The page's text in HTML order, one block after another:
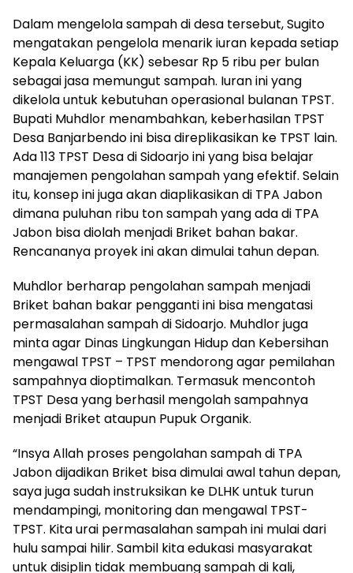
Dalam mengelola sampah di desa tersebut, Sugito
mengatakan pengelola menarik iuran kepada setiap
Kepala Keluarga (KK) sebesar Rp 5 ribu per bulan
sebagai jasa memungut sampah. Iuran ini yang
dikelola untuk kebutuhan operasional bulanan TPST.
Bupati Muhdlor menambahkan, keberhasilan TPST
Desa Banjarbendo ini bisa direplikasikan ke TPST lain.
Ada 113 TPST Desa di Sidoarjo ini yang bisa belajar
manajemen pengolahan sampah yang efektif. Selain
itu, konsep ini juga akan diaplikasikan di TPA Jabon
dimana puluhan ribu ton sampah yang ada di TPA
Jabon bisa diolah menjadi Briket bahan bakar.
Rencananya proyek ini akan dimulai tahun depan.
Muhdlor berharap pengolahan sampah menjadi
Briket bahan bakar pengganti ini bisa mengatasi
permasalahan sampah di Sidoarjo. Muhdlor juga
minta agar Dinas Lingkungan Hidup dan Kebersihan
mengawal TPST – TPST mendorong agar pemilahan
sampahnya dioptimalkan. Termasuk mencontoh
TPST Desa yang berhasil mengolah sampahnya
menjadi Briket ataupun Pupuk Organik.
“Insya Allah proses pengolahan sampah di TPA
Jabon dijadikan Briket bisa dimulai awal tahun depan,
saya juga sudah instruksikan ke DLHK untuk turun
mendampingi, monitoring dan mengawal TPST-
TPST. Kita urai permasalahan sampah ini mulai dari
hulu sampai hilir. Sambil kita edukasi masyarakat
untuk disiplin tidak membuang sampah di kali,